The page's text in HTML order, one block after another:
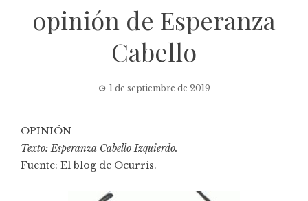
opinión de Esperanza
Cabello
1 de septiembre de 2019
OPINIÓN
Texto: Esperanza Cabello Izquierdo.
Fuente: El blog de Ocurris.